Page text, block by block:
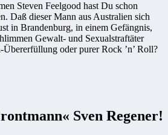
Steven Feelgood hast Du schon
Daß dieser Mann aus Australien sich
in Brandenburg, in einem Gefängnis,
Gewalt- und Sexualstraftäter
oder purer Rock ’n’ Roll?
Sven Regener!